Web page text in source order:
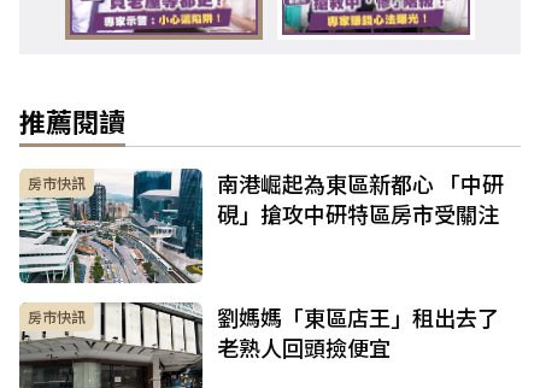
推薦閱讀
房市快訊
南港崛起為東區新都心 「中研
硯」搶攻中研特區房市受關注
房市快訊
劉媽媽「東區店王」租出去了
老熟人回頭撿便宜